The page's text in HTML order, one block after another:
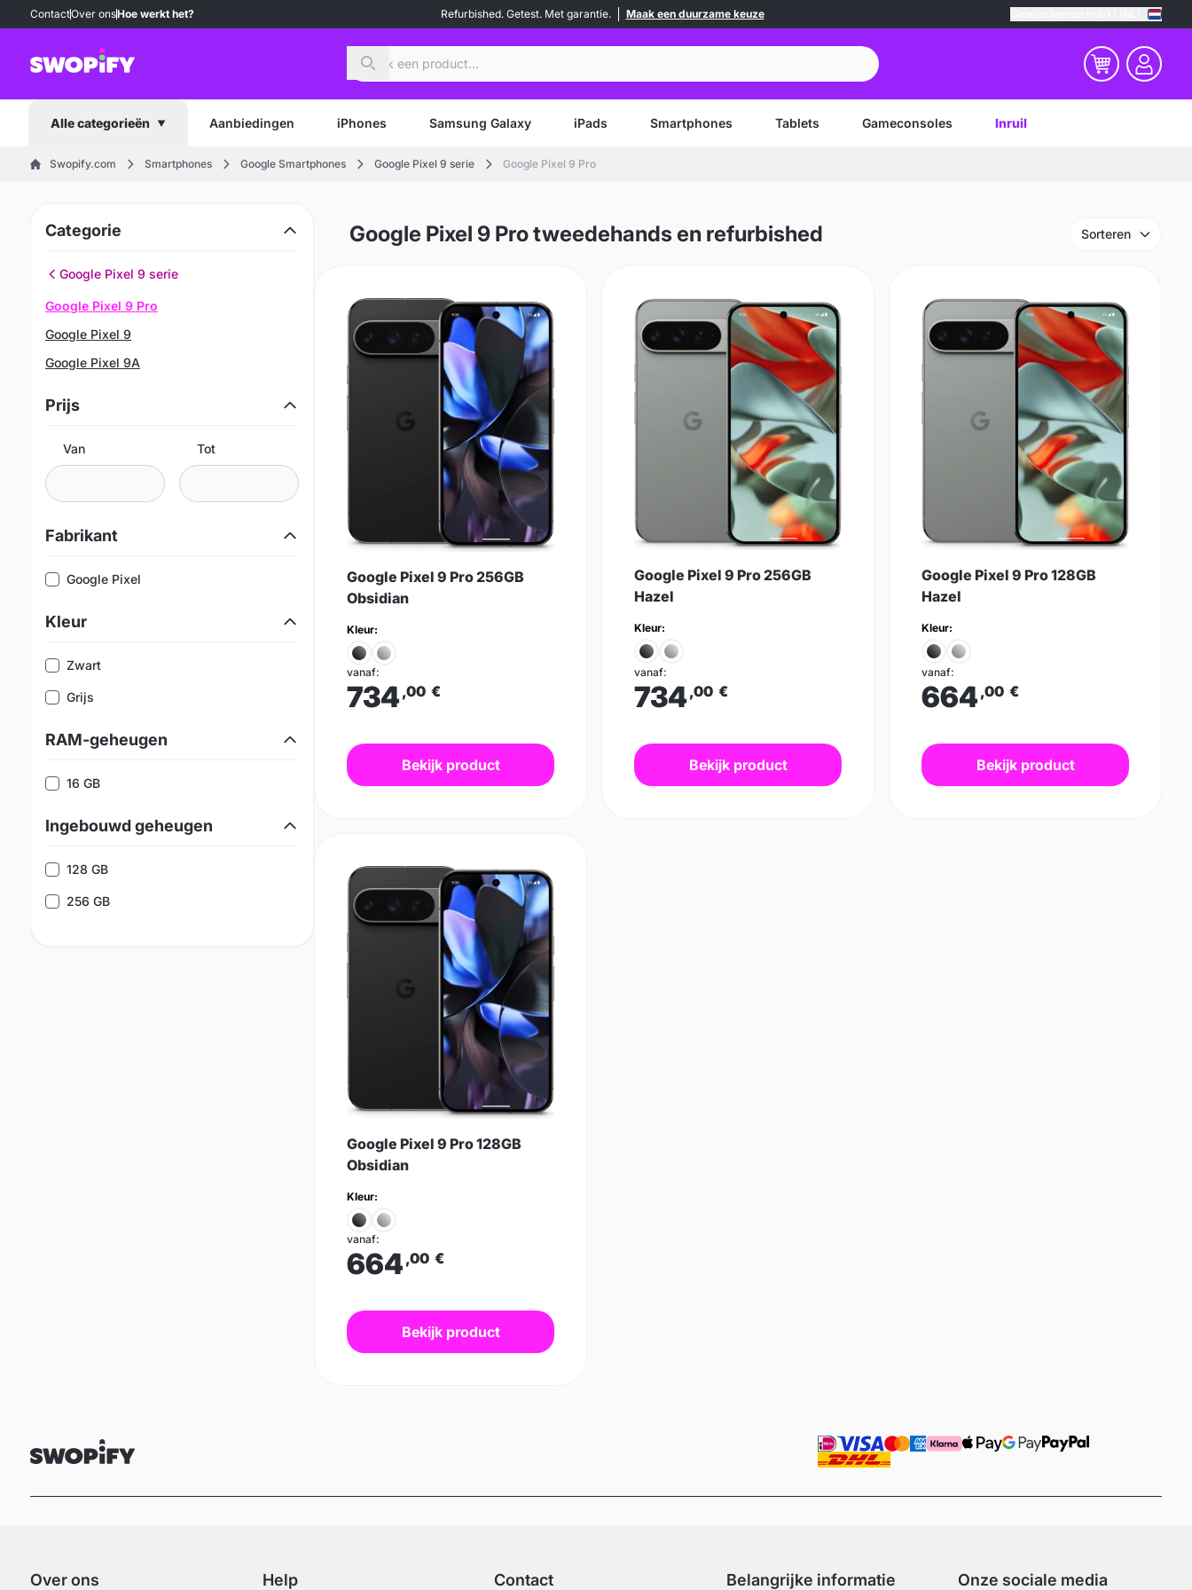
ContactOver onsHoe werkt het? Refurbished. Getest. Met garantie. Maak een duurzame keuze
Alle categorieën Aanbiedingen iPhones Samsung Galaxy iPads Smartphones Tablets Gameconsoles Inruil
Swopify.com Smartphones Google Smartphones Google Pixel 9 serie Google Pixel 9 Pro
Categorie
Google Pixel 9 serie
Google Pixel 9 Pro
Google Pixel 9
Google Pixel 9A
Prijs
Van Tot
Fabrikant
Google Pixel
Kleur
Zwart
Grijs
RAM-geheugen
16 GB
Ingebouwd geheugen
128 GB
256 GB
Google Pixel 9 Pro tweedehands en refurbished Sorteren
Google Pixel 9 Pro 256GB
Obsidian
Kleur:
vanaf:
734 ,00 €
Bekijk product
Google Pixel 9 Pro 256GB
Hazel
Kleur:
vanaf:
734 ,00 €
Bekijk product
Google Pixel 9 Pro 128GB
Hazel
Kleur:
vanaf:
664 ,00 €
Bekijk product
Google Pixel 9 Pro 128GB
Obsidian
Kleur:
vanaf:
664 ,00 €
Bekijk product
Over ons Help Contact Belangrijke informatie Onze sociale media